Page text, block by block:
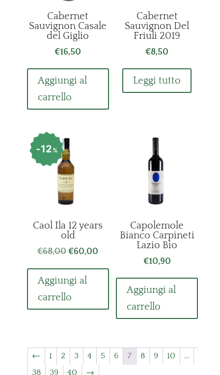
Cabernet
Sauvignon Casale
del Giglio
€16,50
Aggiungi al
carrello
Cabernet
Sauvignon Del
Friuli 2019
€8,50
Leggi tutto
12%
Caol Ila 12 years
old
€68,00Il
originale
era:
€68,00.
€60,00
attuale
Aggiungi al
carrello
Capolemole
Bianco Carpineti
Lazio Bio
€10,90
Aggiungi al
carrello
← 1 2 3 4 5 6 7 8 9 10
…
38
39 40 →